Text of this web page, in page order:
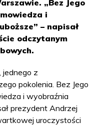
„Bez Jego
i
– napisał
odczytanym
jednego z
pokolenia. Bez Jego
i wyobraźnia
prezydent Andrzej
uroczystości